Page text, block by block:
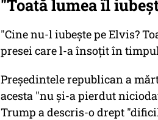
"Toată lumea îl
"Cine nu-l iubeşte pe Elvis?
presei care l-a însoţit în
Preşedintele republican a
acesta "nu şi-a pierdut
Trump a descris-o drept